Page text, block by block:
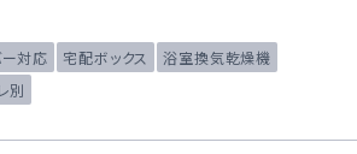
ー対応 宅配ボックス
浴室換気乾燥機
別